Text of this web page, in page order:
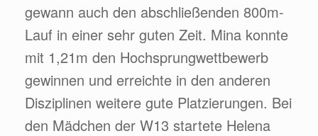
gewann auch den abschließenden 800m-
Lauf in einer sehr guten Zeit. Mina konnte
mit 1,21m den Hochsprungwettbewerb
gewinnen und erreichte in den anderen
Disziplinen weitere gute Platzierungen. Bei
den Mädchen der W13 startete Helena